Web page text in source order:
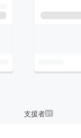
支援者21